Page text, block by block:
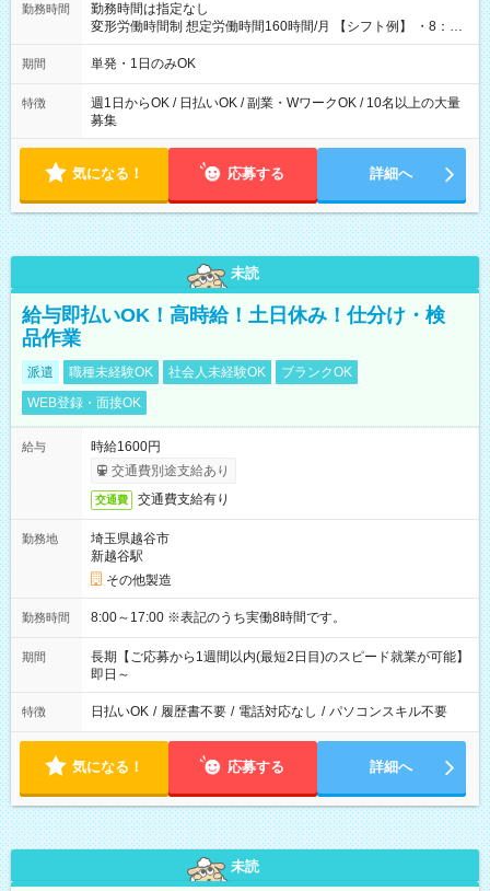
勤務時間
勤務時間は指定なし
変形労働時間制 想定労働時間160時間/月 【シフト例】 ・8：00
～21：00
期間 単発・1日のみOK
特徴
週1日からOK / 日払いOK / 副業・WワークOK / 10名以上の大量
募集
気になる！ 応募する 詳細へ
未読
給与即払いOK！高時給！土日休み！仕分け・検
品作業
派遣 職種未経験OK 社会人未経験OK
ブランクOK
WEB登録・面接OK
給与
時給1600円
交通費別途支給あり
交通費 交通費支給有り
勤務地
埼玉県越谷市
新越谷駅
その他製造
勤務時間 8:00～17:00 ※表記のうち実働8時間です。
期間
長期【ご応募から1週間以内(最短2日目)のスピード就業が可能】
即日～
特徴 日払いOK / 履歴書不要 / 電話対応なし / パソコンスキル不要
気になる！ 応募する 詳細へ
未読